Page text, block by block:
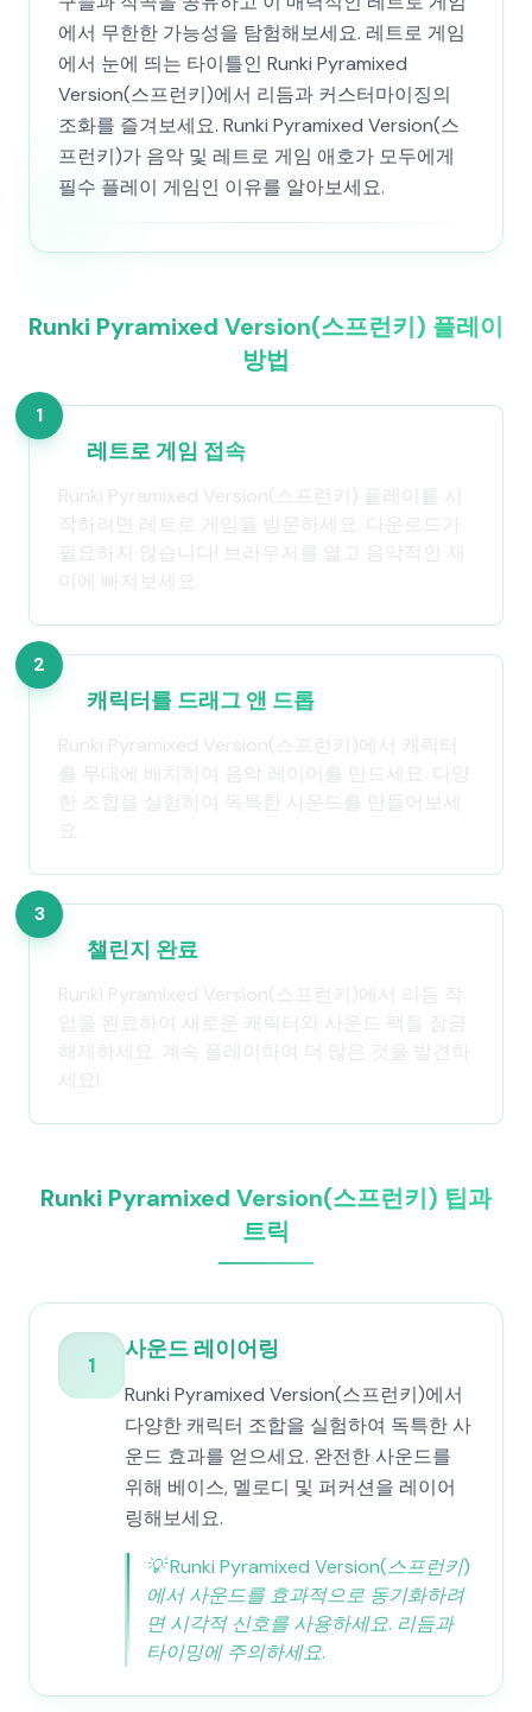
에서 무한한 가능성을 탐험해보세요. 레트로 게임
에서 눈에 띄는 타이틀인 Runki Pyramixed
Version(스프런키)에서 리듬과 커스터마이징의
조화를 즐겨보세요. Runki Pyramixed Version(스
프런키)가 음악 및 레트로 게임 애호가 모두에게
필수 플레이 게임인 이유를 알아보세요.
Runki Pyramixed Version(스프런키) 플레이
방법
1
레트로 게임 접속
Runki Pyramixed Version(스프런키) 플레이를 시
작하려면 레트로 게임을 방문하세요. 다운로드가
필요하지 않습니다! 브라우저를 열고 음악적인 재
미에 빠져보세요.
2
캐릭터를 드래그 앤 드롭
Runki Pyramixed Version(스프런키)에서 캐릭터
를 무대에 배치하여 음악 레이어를 만드세요. 다양
한 조합을 실험하여 독특한 사운드를 만들어보세
요.
3
챌린지 완료
Runki Pyramixed Version(스프런키)에서 리듬 작
업을 완료하여 새로운 캐릭터와 사운드 팩을 잠금
해제하세요. 계속 플레이하여 더 많은 것을 발견하
세요!
Runki Pyramixed Version(스프런키) 팁과
트릭
1
사운드 레이어링
Runki Pyramixed Version(스프런키)에서
다양한 캐릭터 조합을 실험하여 독특한 사
운드 효과를 얻으세요. 완전한 사운드를
위해 베이스, 멜로디 및 퍼커션을 레이어
링해보세요.
💡Runki Pyramixed Version(스프런키)
에서 사운드를 효과적으로 동기화하려
면 시각적 신호를 사용하세요. 리듬과
타이밍에 주의하세요.